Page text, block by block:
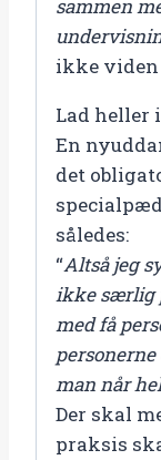
sammen
ikke viden
Lad heller
En
det
således:
“Altså jeg
ikke særlig
med få
personerne
man når
Der skal
praksis